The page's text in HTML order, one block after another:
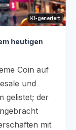
KI-generiert
heutigen
Coin auf
und
gelistet; der
mit